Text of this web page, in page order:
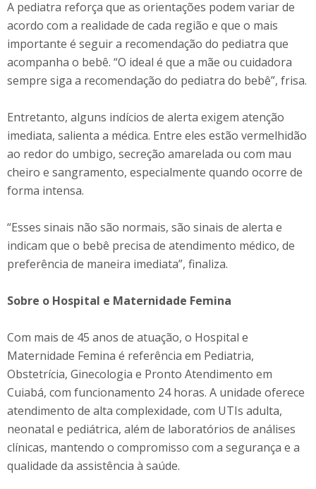
A pediatra reforça que as orientações podem variar de
acordo com a realidade de cada região e que o mais
importante é seguir a recomendação do pediatra que
acompanha o bebê. “O ideal é que a mãe ou cuidadora
sempre siga a recomendação do pediatra do bebê”, frisa.
Entretanto, alguns indícios de alerta exigem atenção
imediata, salienta a médica. Entre eles estão vermelhidão
ao redor do umbigo, secreção amarelada ou com mau
cheiro e sangramento, especialmente quando ocorre de
forma intensa.
“Esses sinais não são normais, são sinais de alerta e
indicam que o bebê precisa de atendimento médico, de
preferência de maneira imediata”, finaliza.
Sobre o Hospital e Maternidade Femina
Com mais de 45 anos de atuação, o Hospital e
Maternidade Femina é referência em Pediatria,
Obstetrícia, Ginecologia e Pronto Atendimento em
Cuiabá, com funcionamento 24 horas. A unidade oferece
atendimento de alta complexidade, com UTIs adulta,
neonatal e pediátrica, além de laboratórios de análises
clínicas, mantendo o compromisso com a segurança e a
qualidade da assistência à saúde.